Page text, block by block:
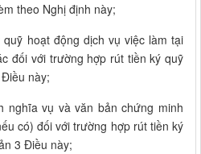
theo Nghị định này;
hoạt động dịch vụ việc làm tại
đối với trường hợp rút tiền ký quỹ
này;
nghĩa vụ và văn bản chứng minh
có) đối với trường hợp rút tiền ký
3 Điều này;